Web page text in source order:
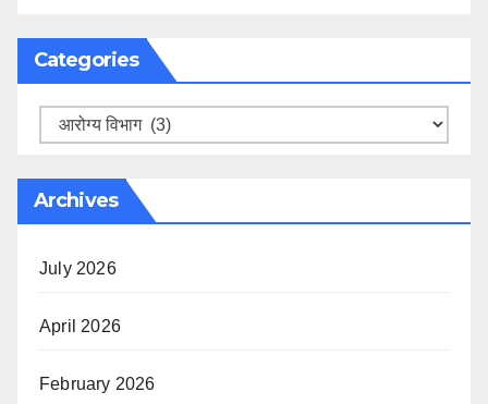
Categories
Categories
Archives
July 2026
April 2026
February 2026